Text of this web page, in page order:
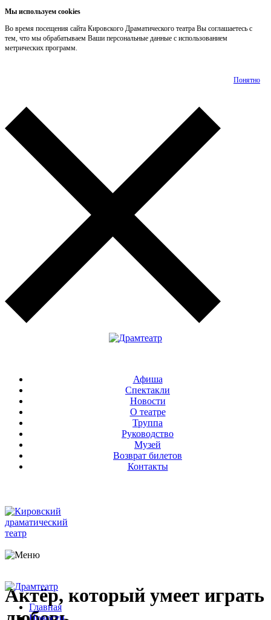
Мы используем cookies
Во время посещения сайта Кировского Драматического театра Вы соглашаетесь с
тем, что мы обрабатываем Ваши персональные данные с использованием
метрических программ.
Понятно
Афиша
Спектакли
Новости
О театре
Труппа
Руководство
Музей
Возврат билетов
Контакты
Главная
Новости
Актёр, который умеет играть